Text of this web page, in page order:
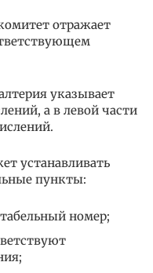
отражает
указывает
а в левой части
устанавливать
пункты:
номер;